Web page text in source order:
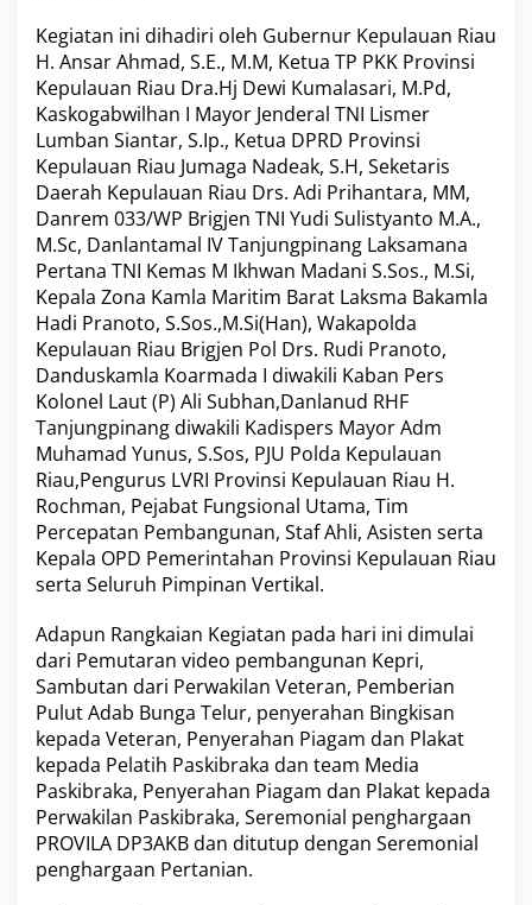
a
D
a
l
a
m
R
a
n
g
k
a
M
e
m
p
e
r
i
n
g
a
t
i
H
U
K
E
M
R
I
K
E
-
7
7
T
i
Kegiatan ini dihadiri oleh Gubernur Kepulauan Riau
H. Ansar Ahmad, S.E., M.M, Ketua TP PKK Provinsi
Kepulauan Riau Dra.Hj Dewi Kumalasari, M.Pd,
Kaskogabwilhan I Mayor Jenderal TNI Lismer
Lumban Siantar, S.Ip., Ketua DPRD Provinsi
Kepulauan Riau Jumaga Nadeak, S.H, Seketaris
Daerah Kepulauan Riau Drs. Adi Prihantara, MM,
Danrem 033/WP Brigjen TNI Yudi Sulistyanto M.A.,
M.Sc, Danlantamal IV Tanjungpinang Laksamana
Pertana TNI Kemas M Ikhwan Madani S.Sos., M.Si,
Kepala Zona Kamla Maritim Barat Laksma Bakamla
Hadi Pranoto, S.Sos.,M.Si(Han), Wakapolda
Kepulauan Riau Brigjen Pol Drs. Rudi Pranoto,
Danduskamla Koarmada I diwakili Kaban Pers
Kolonel Laut (P) Ali Subhan,Danlanud RHF
Tanjungpinang diwakili Kadispers Mayor Adm
Muhamad Yunus, S.Sos, PJU Polda Kepulauan
Riau,Pengurus LVRI Provinsi Kepulauan Riau H.
Rochman, Pejabat Fungsional Utama, Tim
Percepatan Pembangunan, Staf Ahli, Asisten serta
Kepala OPD Pemerintahan Provinsi Kepulauan Riau
serta Seluruh Pimpinan Vertikal.
Adapun Rangkaian Kegiatan pada hari ini dimulai
dari Pemutaran video pembangunan Kepri,
Sambutan dari Perwakilan Veteran, Pemberian
Pulut Adab Bunga Telur, penyerahan Bingkisan
kepada Veteran, Penyerahan Piagam dan Plakat
kepada Pelatih Paskibraka dan team Media
Paskibraka, Penyerahan Piagam dan Plakat kepada
Perwakilan Paskibraka, Seremonial penghargaan
PROVILA DP3AKB dan ditutup dengan Seremonial
penghargaan Pertanian.